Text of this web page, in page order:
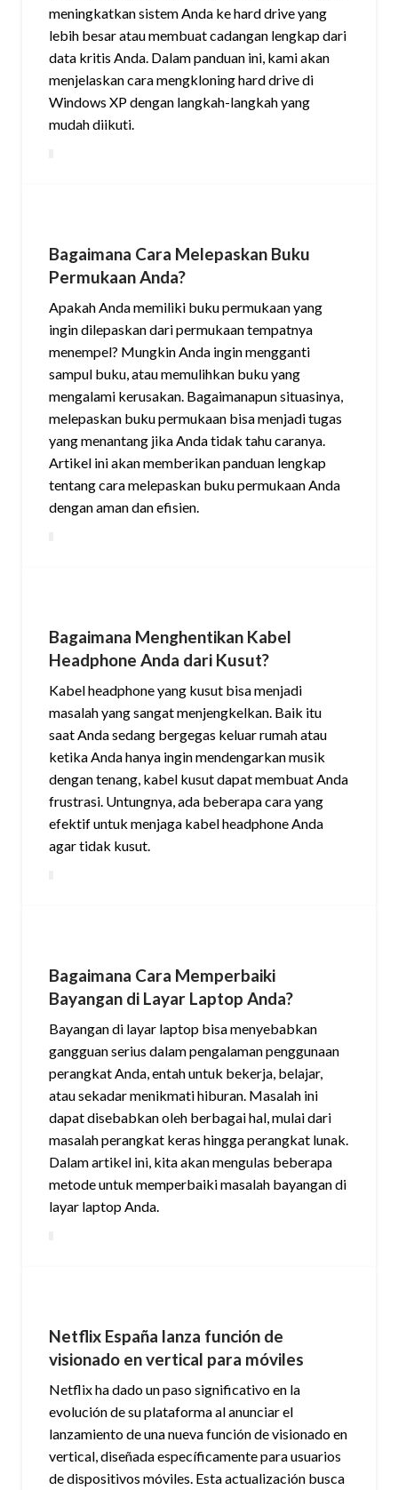
meningkatkan sistem Anda ke hard drive yang
lebih besar atau membuat cadangan lengkap dari
data kritis Anda. Dalam panduan ini, kami akan
menjelaskan cara mengkloning hard drive di
Windows XP dengan langkah-langkah yang
mudah diikuti.
Bagaimana Cara Melepaskan Buku
Permukaan Anda?
Apakah Anda memiliki buku permukaan yang
ingin dilepaskan dari permukaan tempatnya
menempel? Mungkin Anda ingin mengganti
sampul buku, atau memulihkan buku yang
mengalami kerusakan. Bagaimanapun situasinya,
melepaskan buku permukaan bisa menjadi tugas
yang menantang jika Anda tidak tahu caranya.
Artikel ini akan memberikan panduan lengkap
tentang cara melepaskan buku permukaan Anda
dengan aman dan efisien.
Bagaimana Menghentikan Kabel
Headphone Anda dari Kusut?
Kabel headphone yang kusut bisa menjadi
masalah yang sangat menjengkelkan. Baik itu
saat Anda sedang bergegas keluar rumah atau
ketika Anda hanya ingin mendengarkan musik
dengan tenang, kabel kusut dapat membuat Anda
frustrasi. Untungnya, ada beberapa cara yang
efektif untuk menjaga kabel headphone Anda
agar tidak kusut.
Bagaimana Cara Memperbaiki
Bayangan di Layar Laptop Anda?
Bayangan di layar laptop bisa menyebabkan
gangguan serius dalam pengalaman penggunaan
perangkat Anda, entah untuk bekerja, belajar,
atau sekadar menikmati hiburan. Masalah ini
dapat disebabkan oleh berbagai hal, mulai dari
masalah perangkat keras hingga perangkat lunak.
Dalam artikel ini, kita akan mengulas beberapa
metode untuk memperbaiki masalah bayangan di
layar laptop Anda.
Netflix España lanza función de
visionado en vertical para móviles
Netflix ha dado un paso significativo en la
evolución de su plataforma al anunciar el
lanzamiento de una nueva función de visionado en
vertical, diseñada específicamente para usuarios
de dispositivos móviles. Esta actualización busca